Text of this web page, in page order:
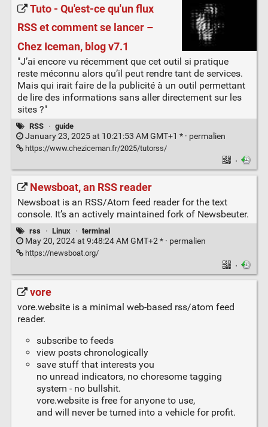
Tuto - Qu'est-ce qu'un flux
RSS et comment se lancer –
Chez Iceman, blog v7.1
"J’ai encore vu récemment que cet outil si pratique
reste méconnu alors qu’il peut rendre tant de services.
Mais qui irait faire de la publicité à un outil permettant
de lire des informations sans aller directement sur les
sites ?"
RSS · guide
January 23, 2025 at 10:21:53 AM GMT+1 * · permalien
https://www.cheziceman.fr/2025/tutorss/
·
Newsboat, an RSS reader
Newsboat is an RSS/Atom feed reader for the text
console. It’s an actively maintained fork of Newsbeuter.
rss · Linux · terminal
May 20, 2024 at 9:48:24 AM GMT+2 * · permalien
https://newsboat.org/
·
vore
vore.website is a minimal web-based rss/atom feed
reader.
subscribe to feeds
view posts chronologically
save stuff that interests you
no unread indicators, no choresome tagging
system - no bullshit.
vore.website is free for anyone to use,
and will never be turned into a vehicle for profit.